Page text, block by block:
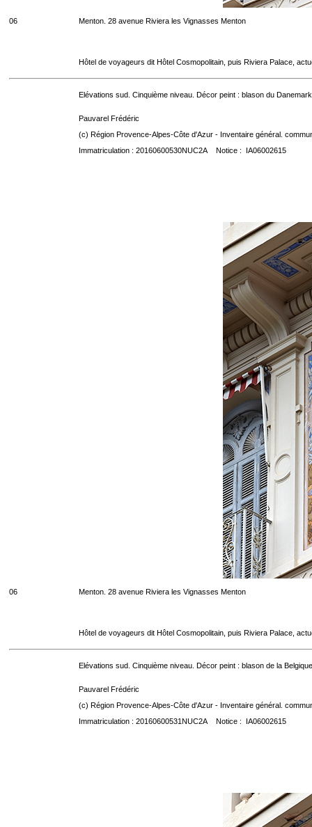
06 Menton. 28 avenue Riviera les Vignasses Menton
Hôtel de voyageurs dit Hôtel Cosmopolitain, puis Riviera Palace,
Elévations sud. Cinquième niveau. Décor peint : blason du
Pauvarel Frédéric
(c) Région Provence-Alpes-Côte d'Azur - Inventaire général.
Immatriculation : 20160600530NUC2A Notice : IA06002615
06 Menton. 28 avenue Riviera les Vignasses Menton
Hôtel de voyageurs dit Hôtel Cosmopolitain, puis Riviera Palace,
Elévations sud. Cinquième niveau. Décor peint : blason de la
Pauvarel Frédéric
(c) Région Provence-Alpes-Côte d'Azur - Inventaire général.
Immatriculation : 20160600531NUC2A Notice : IA06002615